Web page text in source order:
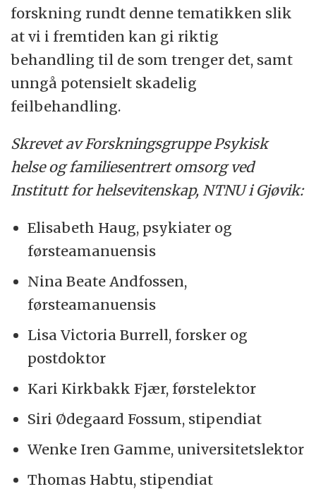
forskning rundt denne tematikken slik
at vi i fremtiden kan gi riktig
behandling til de som trenger det, samt
unngå potensielt skadelig
feilbehandling.
Skrevet av Forskningsgruppe Psykisk
helse og familiesentrert omsorg ved
Institutt for helsevitenskap, NTNU i Gjøvik:
Elisabeth Haug, psykiater og
førsteamanuensis
Nina Beate Andfossen,
førsteamanuensis
Lisa Victoria Burrell, forsker og
postdoktor
Kari Kirkbakk Fjær, førstelektor
Siri Ødegaard Fossum, stipendiat
Wenke Iren Gamme, universitetslektor
Thomas Habtu, stipendiat